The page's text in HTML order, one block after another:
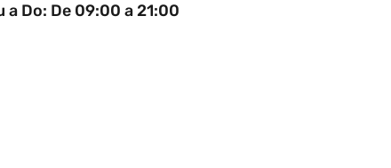
a Do: De 09:00 a 21:00